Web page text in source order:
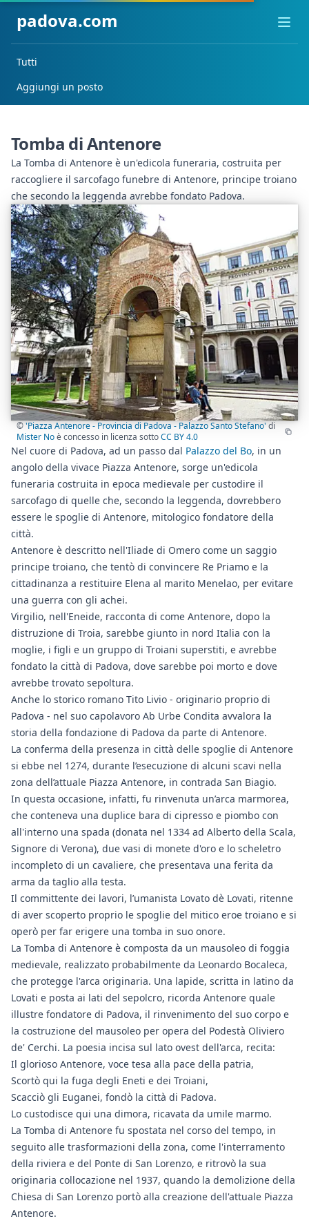
padova.com
Tutti
Aggiungi un posto
Tomba di Antenore
La Tomba di Antenore è un'edicola funeraria, costruita per
raccogliere il sarcofago funebre di Antenore, principe troiano
che secondo la leggenda avrebbe fondato Padova.
©'Piazza Antenore - Provincia di Padova - Palazzo Santo Stefano'di
Mister Noè concesso in licenza sottoCC BY 4.0
Nel cuore di Padova, ad un passo dal Palazzo del Bo, in un
angolo della vivace Piazza Antenore, sorge un'edicola
funeraria costruita in epoca medievale per custodire il
sarcofago di quelle che, secondo la leggenda, dovrebbero
essere le spoglie di Antenore, mitologico fondatore della
città.
Antenore è descritto nell'Iliade di Omero come un saggio
principe troiano, che tentò di convincere Re Priamo e la
cittadinanza a restituire Elena al marito Menelao, per evitare
una guerra con gli achei.
Virgilio, nell'Eneide, racconta di come Antenore, dopo la
distruzione di Troia, sarebbe giunto in nord Italia con la
moglie, i figli e un gruppo di Troiani superstiti, e avrebbe
fondato la città di Padova, dove sarebbe poi morto e dove
avrebbe trovato sepoltura.
Anche lo storico romano Tito Livio - originario proprio di
Padova - nel suo capolavoro Ab Urbe Condita avvalora la
storia della fondazione di Padova da parte di Antenore.
La conferma della presenza in città delle spoglie di Antenore
si ebbe nel 1274, durante l’esecuzione di alcuni scavi nella
zona dell’attuale Piazza Antenore, in contrada San Biagio.
In questa occasione, infatti, fu rinvenuta un’arca marmorea,
che conteneva una duplice bara di cipresso e piombo con
all'interno una spada (donata nel 1334 ad Alberto della Scala,
Signore di Verona), due vasi di monete d'oro e lo scheletro
incompleto di un cavaliere, che presentava una ferita da
arma da taglio alla testa.
Il committente dei lavori, l’umanista Lovato dè Lovati, ritenne
di aver scoperto proprio le spoglie del mitico eroe troiano e si
operò per far erigere una tomba in suo onore.
La Tomba di Antenore è composta da un mausoleo di foggia
medievale, realizzato probabilmente da Leonardo Bocaleca,
che protegge l'arca originaria. Una lapide, scritta in latino da
Lovati e posta ai lati del sepolcro, ricorda Antenore quale
illustre fondatore di Padova, il rinvenimento del suo corpo e
la costruzione del mausoleo per opera del Podestà Oliviero
de' Cerchi. La poesia incisa sul lato ovest dell'arca, recita:
Il glorioso Antenore, voce tesa alla pace della patria,
Scortò qui la fuga degli Eneti e dei Troiani,
Scacciò gli Euganei, fondò la città di Padova.
Lo custodisce qui una dimora, ricavata da umile marmo.
La Tomba di Antenore fu spostata nel corso del tempo, in
seguito alle trasformazioni della zona, come l'interramento
della riviera e del Ponte di San Lorenzo, e ritrovò la sua
originaria collocazione nel 1937, quando la demolizione della
Chiesa di San Lorenzo portò alla creazione dell'attuale Piazza
Antenore.